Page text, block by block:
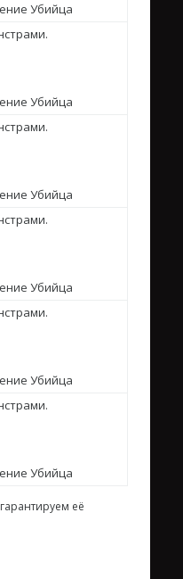
Убийца
Убийца
Убийца
Убийца
Убийца
Убийца
её